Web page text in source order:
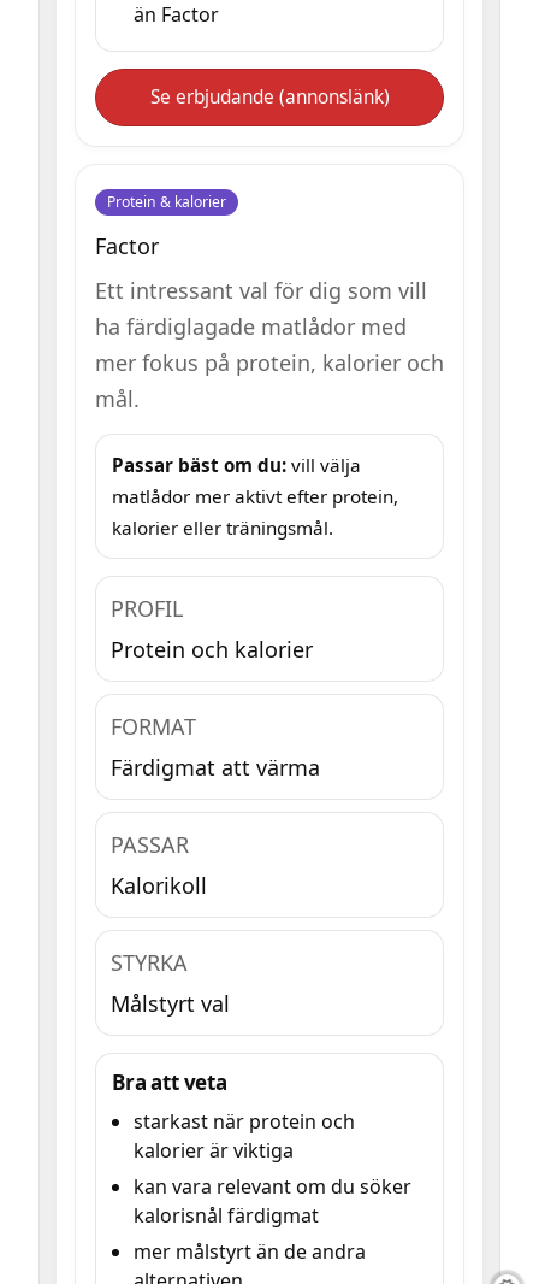
än Factor
Se erbjudande (annonslänk)
Protein & kalorier
Factor
Ett intressant val för dig som vill
ha färdiglagade matlådor med
mer fokus på protein, kalorier och
mål.
Passar bäst om du: vill välja
matlådor mer aktivt efter protein,
kalorier eller träningsmål.
PROFIL
Protein och kalorier
FORMAT
Färdigmat att värma
PASSAR
Kalorikoll
STYRKA
Målstyrt val
Bra att veta
starkast när protein och
kalorier är viktiga
kan vara relevant om du söker
kalorisnål färdigmat
mer målstyrt än de andra